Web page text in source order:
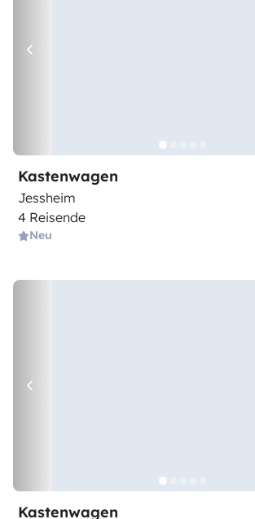
Kastenwagen
Jessheim
4 Reisende
Neu
Kastenwagen